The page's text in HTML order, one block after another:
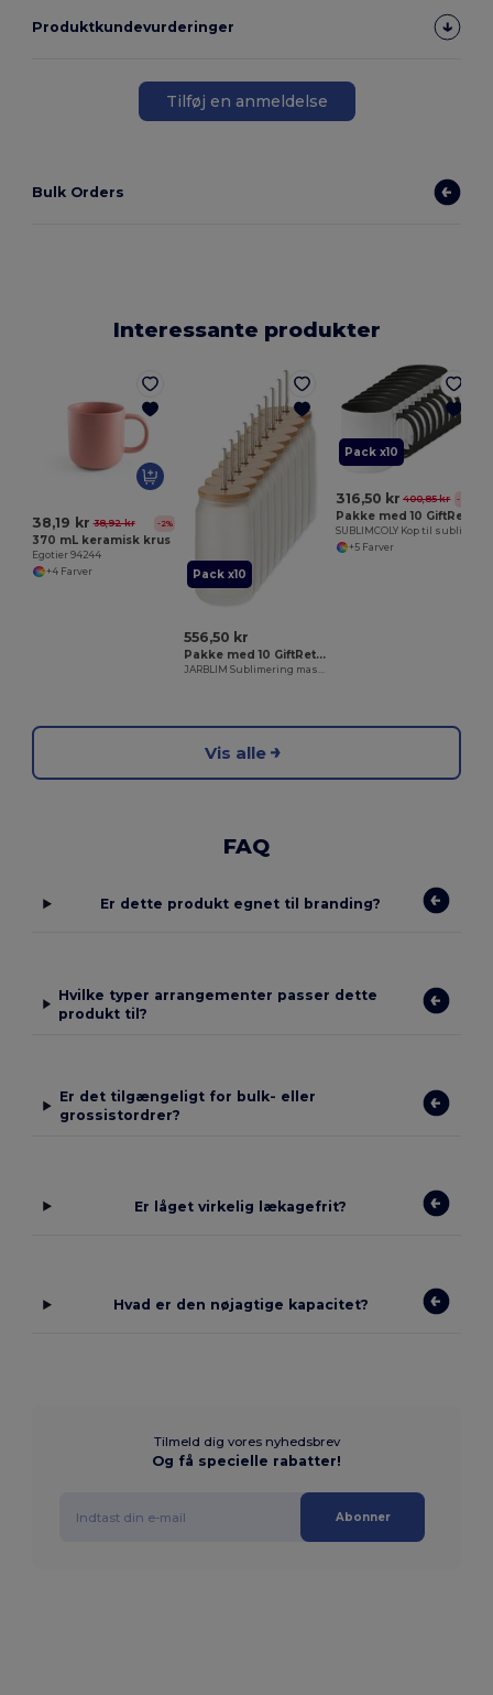
Produktkundevurderinger
Tilføj en anmeldelse
Bulk Orders
Interessante produkter
38,19 kr 38,92 kr -2%
370 mL keramisk krus
Egotier 94244
+4 Farver
Pack x10
556,50 kr
Pakke med 10 GiftRetail MO6919
JARBLIM Sublimering mason krus 400 ml
Pack x10
316,50 kr 400,85 kr -21%
+5 Farver
Vis alle
FAQ
Er dette produkt egnet til branding?
Hvilke typer arrangementer passer dette
produkt til?
Er det tilgængeligt for bulk- eller
grossistordrer?
Er låget virkelig lækagefrit?
Hvad er den nøjagtige kapacitet?
Tilmeld dig vores nyhedsbrev
Og få specielle rabatter!
Abonner